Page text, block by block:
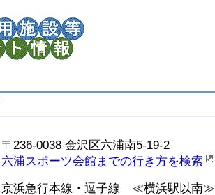
〒236-0038 金沢区六浦南5-19-2
六浦スポーツ会館までの行き方を検索
京浜急行本線・逗子線 ≪横浜駅以南≫